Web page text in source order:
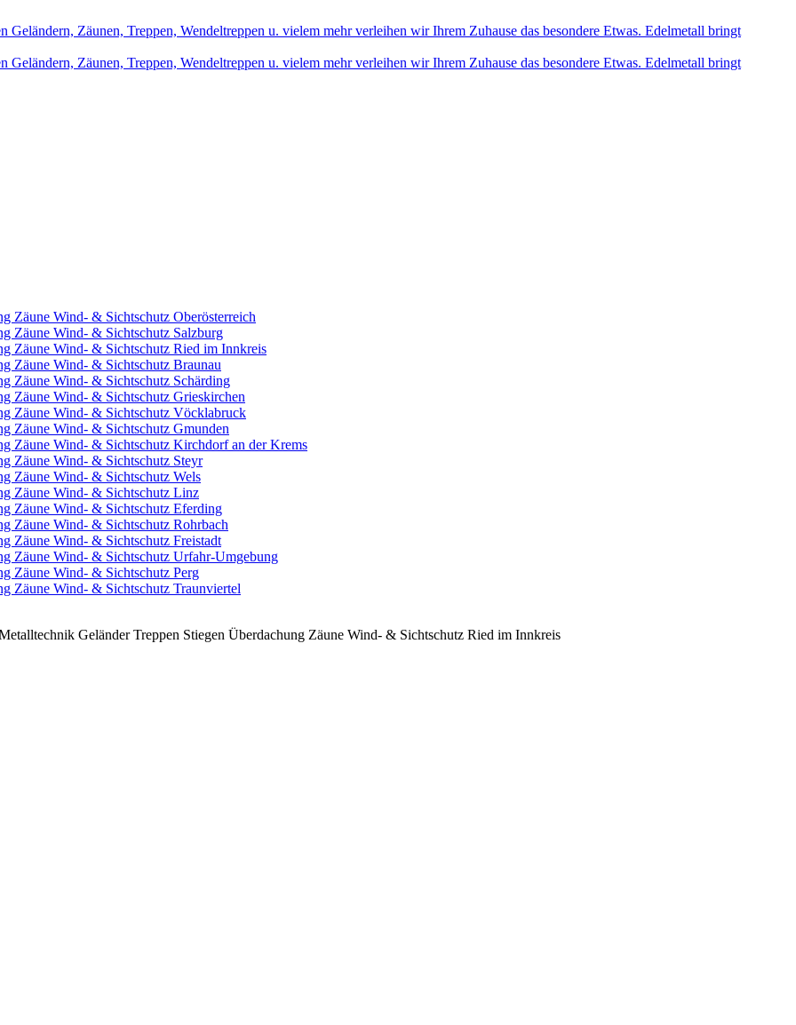
Zäune Wind- & Sichtschutz Oberösterreich
Zäune Wind- & Sichtschutz Salzburg
Zäune Wind- & Sichtschutz Ried im Innkreis
Zäune Wind- & Sichtschutz Braunau
Zäune Wind- & Sichtschutz Schärding
Zäune Wind- & Sichtschutz Grieskirchen
Zäune Wind- & Sichtschutz Vöcklabruck
Zäune Wind- & Sichtschutz Gmunden
Zäune Wind- & Sichtschutz Kirchdorf an der Krems
Zäune Wind- & Sichtschutz Steyr
Zäune Wind- & Sichtschutz Wels
Zäune Wind- & Sichtschutz Linz
Zäune Wind- & Sichtschutz Eferding
Zäune Wind- & Sichtschutz Rohrbach
Zäune Wind- & Sichtschutz Freistadt
Zäune Wind- & Sichtschutz Urfahr-Umgebung
Zäune Wind- & Sichtschutz Perg
Zäune Wind- & Sichtschutz Traunviertel
Geländer Treppen Stiegen Überdachung Zäune Wind- & Sichtschutz Ried im Innkreis